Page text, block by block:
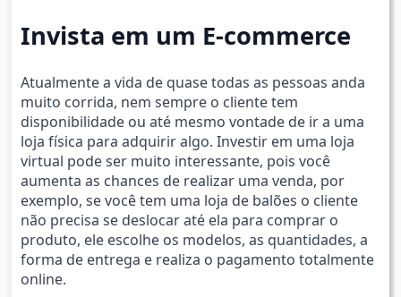
Invista em um E-commerce
Atualmente a vida de quase todas as pessoas anda
muito corrida, nem sempre o cliente tem
disponibilidade ou até mesmo vontade de ir a uma
loja física para adquirir algo. Investir em uma loja
virtual pode ser muito interessante, pois você
aumenta as chances de realizar uma venda, por
exemplo, se você tem uma loja de balões o cliente
não precisa se deslocar até ela para comprar o
produto, ele escolhe os modelos, as quantidades, a
forma de entrega e realiza o pagamento totalmente
online.